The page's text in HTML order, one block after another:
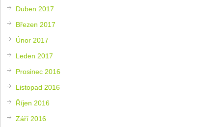
Duben 2017
Březen 2017
Únor 2017
Leden 2017
Prosinec 2016
Listopad 2016
Říjen 2016
Září 2016